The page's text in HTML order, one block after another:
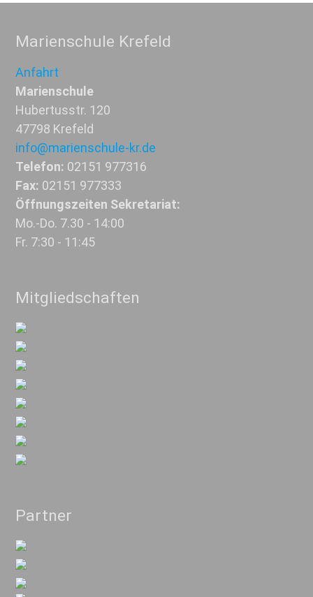
Marienschule Krefeld
Anfahrt
Marienschule
Hubertusstr. 120
47798 Krefeld
info@marienschule-kr.de
Telefon: 02151 977316
Fax: 02151 977333
Öffnungszeiten Sekretariat:
Mo.-Do. 7.30 - 14:00
Fr. 7:30 - 11:45
Mitgliedschaften
Partner